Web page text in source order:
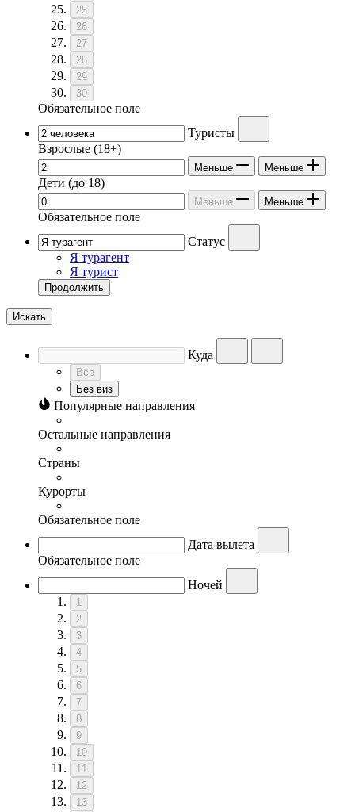
25
26
27
28
29
30
Обязательное поле
Туристы
Взрослые (18+)
Меньше Меньше
Дети (до 18)
Меньше Меньше
Обязательное поле
Статус
Я турагент
Я турист
Продолжить
Искать
Куда
Все
Без виз
Популярные направления
Остальные направления
Страны
Курорты
Обязательное поле
Дата вылета
Обязательное поле
Ночей
1
2
3
4
5
6
7
8
9
10
11
12
13